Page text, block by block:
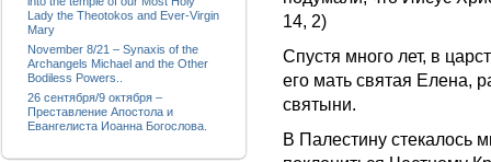
14, 2)
Спустя много лет, в
его мать святая Елена,
святыни.
В Палестину стекалось
Lady the Theotokos and Ever-Virgin
Mary
November 8/21 – Synaxis of the
Archangels Michael and the Other
Bodiless Powers..
26 сентября/9 октября –
Преставление Апостола и
Евангелиста Иоанна Богослова.